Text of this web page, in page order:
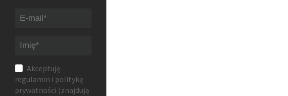
Akceptuję
regulamin i politykę
prywatności (znajdują